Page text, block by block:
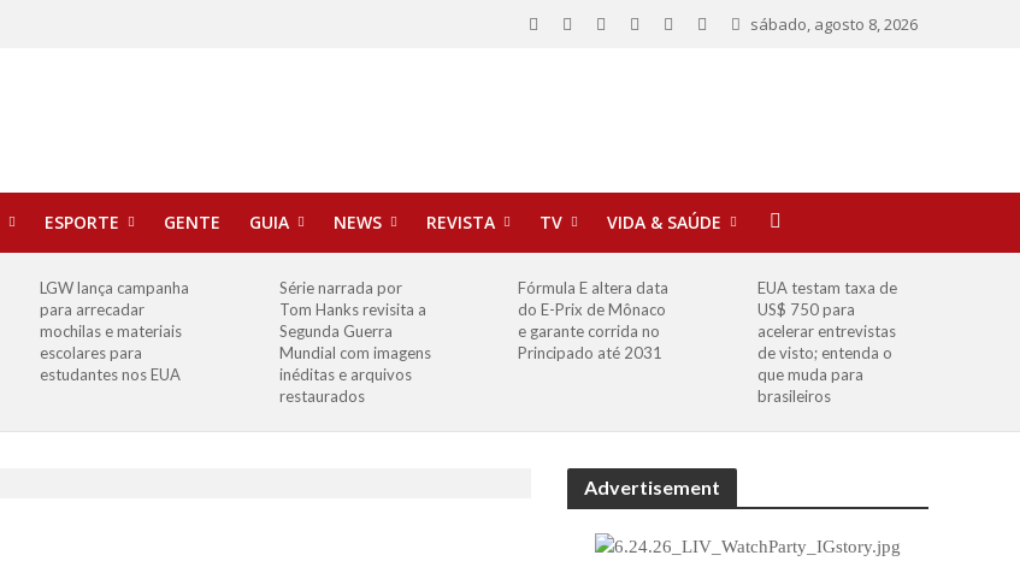
sábado, agosto 8, 2026
ESPORTE GENTE GUIA NEWS REVISTA TV VIDA & SAÚDE
LGW lança campanha
para arrecadar
mochilas e materiais
escolares para
estudantes nos EUA
Série narrada por
Tom Hanks revisita a
Segunda Guerra
Mundial com imagens
inéditas e arquivos
restaurados
Fórmula E altera data
do E-Prix de Mônaco
e garante corrida no
Principado até 2031
EUA testam taxa de
US$ 750 para
acelerar entrevistas
de visto; entenda o
que muda para
brasileiros
Advertisement